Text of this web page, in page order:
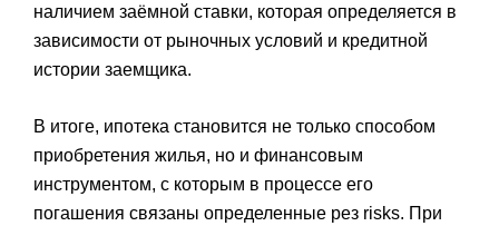
наличием заёмной ставки, которая определяется в
зависимости от рыночных условий и кредитной
истории заемщика.
В итоге, ипотека становится не только способом
приобретения жилья, но и финансовым
инструментом, с которым в процессе его
погашения связаны определенные рез risks. При